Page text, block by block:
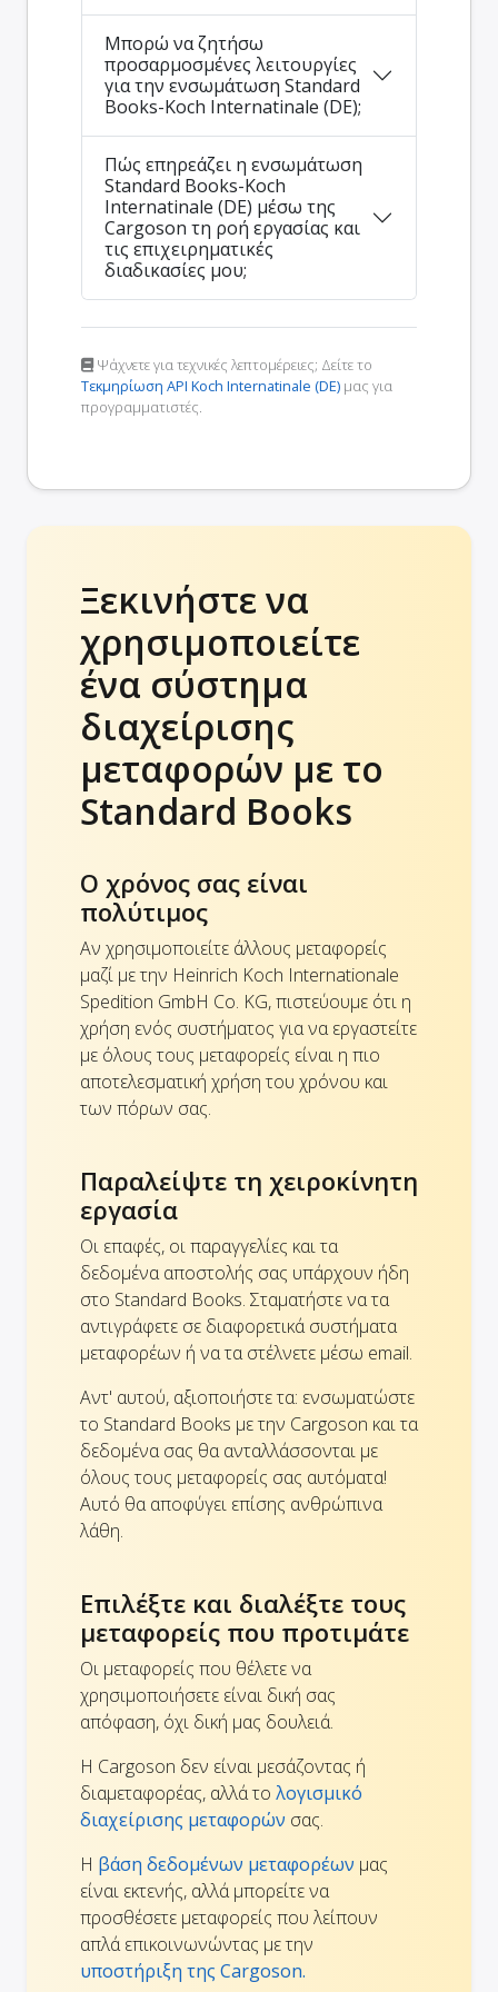
Μπορώ να ζητήσω
προσαρμοσμένες λειτουργίες
για την ενσωμάτωση Standard
Books-Koch Internatinale (DE);
Πώς επηρεάζει η ενσωμάτωση
Standard Books-Koch
Internatinale (DE) μέσω της
Cargoson τη ροή εργασίας και
τις επιχειρηματικές
διαδικασίες μου;
Ψάχνετε για τεχνικές λεπτομέρειες; Δείτε το
Τεκμηρίωση API Koch Internatinale (DE) μας για
προγραμματιστές.
Ξεκινήστε να
χρησιμοποιείτε
ένα σύστημα
διαχείρισης
μεταφορών με το
Standard Books
Ο χρόνος σας είναι
πολύτιμος
Αν χρησιμοποιείτε άλλους μεταφορείς
μαζί με την Heinrich Koch Internationale
Spedition GmbH Co. KG, πιστεύουμε ότι η
χρήση ενός συστήματος για να εργαστείτε
με όλους τους μεταφορείς είναι η πιο
αποτελεσματική χρήση του χρόνου και
των πόρων σας.
Παραλείψτε τη χειροκίνητη
εργασία
Οι επαφές, οι παραγγελίες και τα
δεδομένα αποστολής σας υπάρχουν ήδη
στο Standard Books. Σταματήστε να τα
αντιγράφετε σε διαφορετικά συστήματα
μεταφορέων ή να τα στέλνετε μέσω email.
Αντ' αυτού, αξιοποιήστε τα: ενσωματώστε
το Standard Books με την Cargoson και τα
δεδομένα σας θα ανταλλάσσονται με
όλους τους μεταφορείς σας αυτόματα!
Αυτό θα αποφύγει επίσης ανθρώπινα
λάθη.
Επιλέξτε και διαλέξτε τους
μεταφορείς που προτιμάτε
Οι μεταφορείς που θέλετε να
χρησιμοποιήσετε είναι δική σας
απόφαση, όχι δική μας δουλειά.
Η Cargoson δεν είναι μεσάζοντας ή
διαμεταφορέας, αλλά το λογισμικό
διαχείρισης μεταφορών σας.
Η βάση δεδομένων μεταφορέων μας
είναι εκτενής, αλλά μπορείτε να
προσθέσετε μεταφορείς που λείπουν
απλά επικοινωνώντας με την
υποστήριξη της Cargoson.